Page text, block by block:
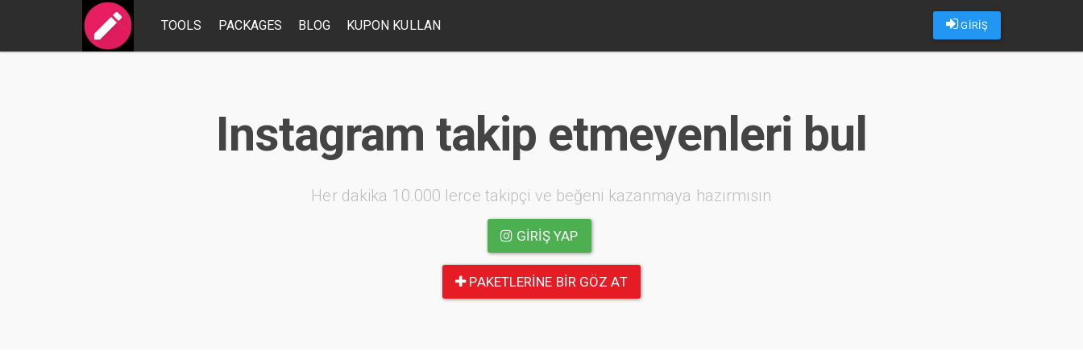
GİRİŞ
TOOLS PACKAGES BLOG KUPON KULLAN
Instagram takip etmeyenleri bul
Her dakika 10.000 lerce takipçi ve beğeni kazanmaya hazırmısın
GIRIŞ YAP
PAKETLERINE BIR GÖZ AT